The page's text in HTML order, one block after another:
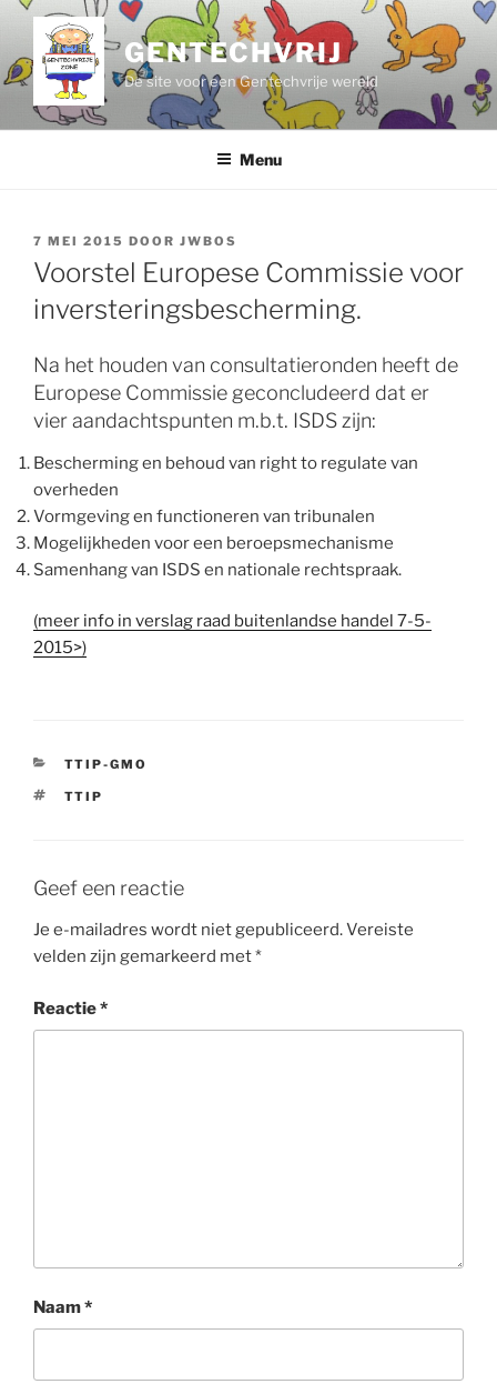
de
inhoud
GENTECHVRIJ
De site voor een Gentechvrije wereld
Menu
GEPLAATST
OP
7 MEI 2015 DOOR JWBOS
Voorstel Europese Commissie voor
inversteringsbescherming.
Na het houden van consultatieronden heeft de
Europese Commissie geconcludeerd dat er
vier aandachtspunten m.b.t. ISDS zijn:
Bescherming en behoud van right to regulate van
overheden
Vormgeving en functioneren van tribunalen
Mogelijkheden voor een beroepsmechanisme
Samenhang van ISDS en nationale rechtspraak.
(meer info in verslag raad buitenlandse handel 7-5-
2015>)
CATEGORIEËN
TTIP-GMO
TAGS
TTIP
Geef een reactie
Je e-mailadres wordt niet gepubliceerd.Vereiste
velden zijn gemarkeerd met*
Reactie*
Naam*